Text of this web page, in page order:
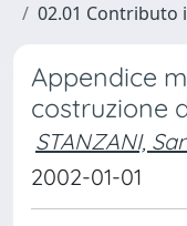
02.01 Contributo
Appendice
costruzione
STANZANI,
2002-01-01